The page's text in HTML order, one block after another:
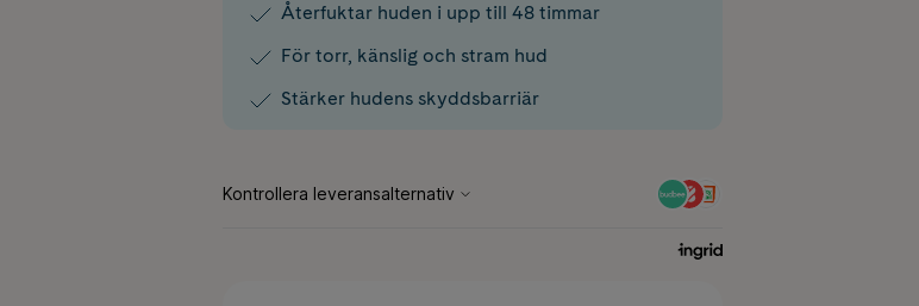
Återfuktar huden i upp till 48 timmar
För torr, känslig och stram hud
Stärker hudens skyddsbarriär